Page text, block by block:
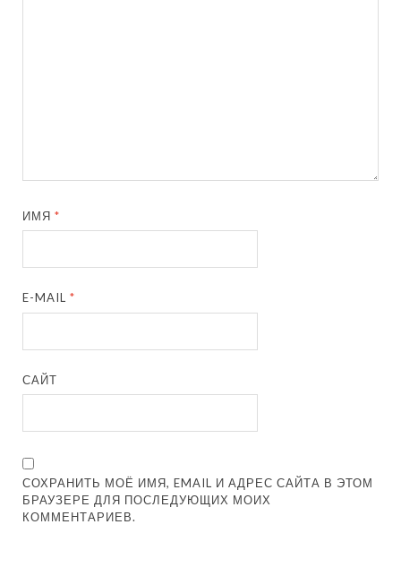
ИМЯ*
E-MAIL*
САЙТ
СОХРАНИТЬ МОЁ ИМЯ, EMAIL И АДРЕС САЙТА В ЭТОМ
БРАУЗЕРЕ ДЛЯ ПОСЛЕДУЮЩИХ МОИХ
КОММЕНТАРИЕВ.